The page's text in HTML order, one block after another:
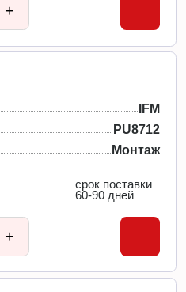
+
IFM
PU8712
Монтаж
срок поставки
60-90 дней
+